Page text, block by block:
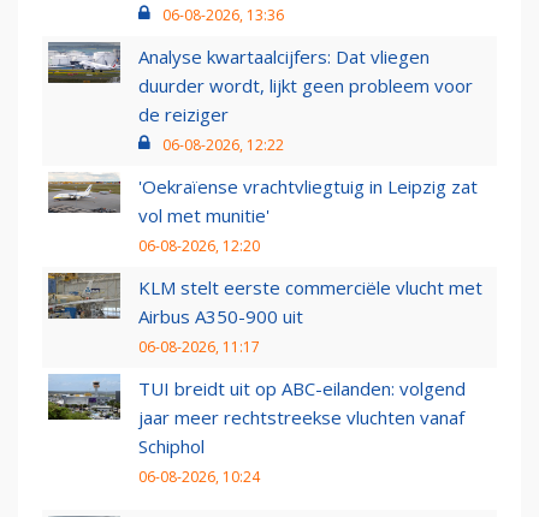
06-08-2026, 13:36
Analyse kwartaalcijfers: Dat vliegen
duurder wordt, lijkt geen probleem voor
de reiziger
06-08-2026, 12:22
'Oekraïense vrachtvliegtuig in Leipzig zat
vol met munitie'
06-08-2026, 12:20
KLM stelt eerste commerciële vlucht met
Airbus A350-900 uit
06-08-2026, 11:17
TUI breidt uit op ABC-eilanden: volgend
jaar meer rechtstreekse vluchten vanaf
Schiphol
06-08-2026, 10:24